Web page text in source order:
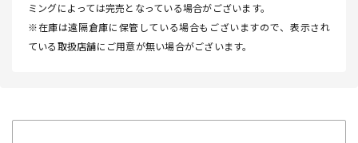
ミングによっては完売となっている場合がございます。
※在庫は遠隔倉庫に保管している場合もございますので、表示され
ている取扱店舗にご用意が無い場合がございます。